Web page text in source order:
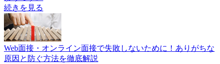
続きを見る
Web面接・オンライン面接で失敗しないために！ありがちな
原因と防ぐ方法を徹底解説